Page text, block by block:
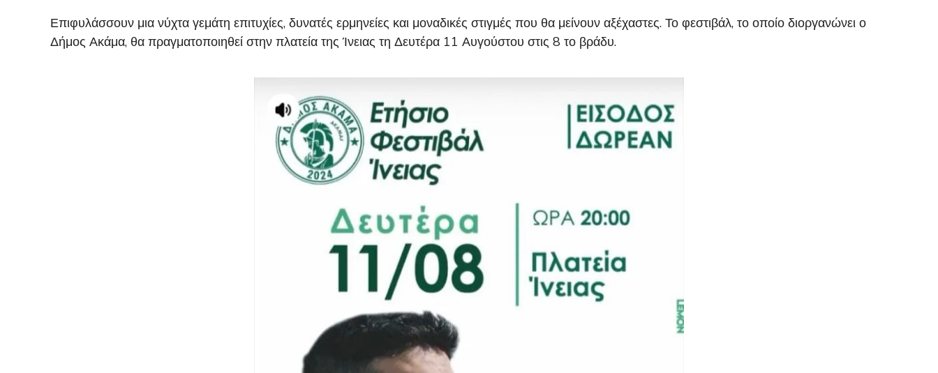
Επιφυλάσσουν μια νύχτα γεμάτη επιτυχίες, δυνατές ερμηνείες και μοναδικές στιγμές που θα μείνουν αξέχαστες. Το φεστιβάλ, το οποίο διοργανώνει ο
Δήμος Ακάμα, θα πραγματοποιηθεί στην πλατεία της Ίνειας τη Δευτέρα 11 Αυγούστου στις 8 το βράδυ.